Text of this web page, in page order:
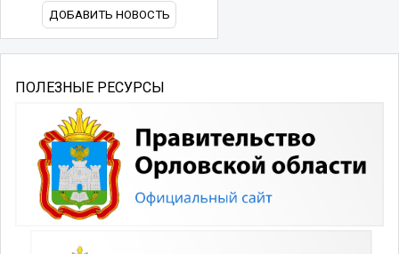
ДОБАВИТЬ НОВОСТЬ
ПОЛЕЗНЫЕ РЕСУРСЫ